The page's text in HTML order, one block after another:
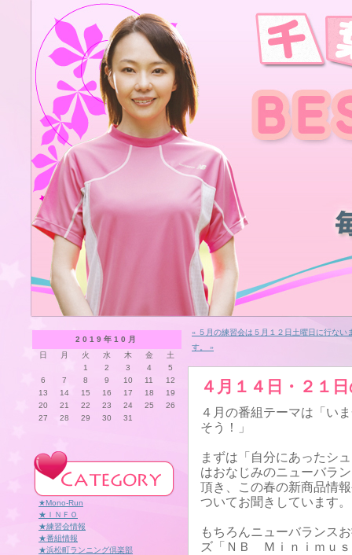
2019年10月
日
月 火 水 木 金
土
1
2 3 4
5
6
7 8 9 10 11
12
13
14 15 16 17 18
19
20
21 22 23 24 25
26
27
28 29 30 31
★Mono-Run
★ＩＮＦＯ
★練習会情報
★番組情報
★浜松町ランニング倶楽部
« ５月の練習会は５月１２日土曜日に行ない
す。 »
４月１４日・２１
４月の番組テーマは「い
そう！」
まずは「自分にあったシ
はおなじみのニューバラ
頂き、この春の新商品情
ついてお聞きしています。
もちろんニューバランス
ズ「ＮＢ Ｍｉｎｉｍｕ